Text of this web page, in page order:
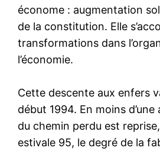
économe : augmentation
de la constitution. Elle
transformations dans
l’économie.
Cette descente aux enfers
début 1994. En moins
du chemin perdu est
estivale 95, le degré de la